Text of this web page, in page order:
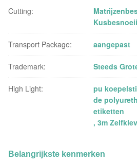
Cutting:
Transport Package: aangepast
Trademark: Steeds
High Light: pu
de
etiketten
,3m
Belangrijkste kenmerken